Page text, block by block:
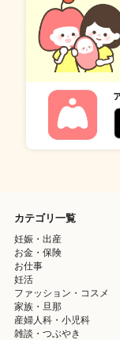
カテゴリ一覧
妊娠・出産
お金・保険
お仕事
妊活
ファッション・コスメ
家族・旦那
産婦人科・小児科
雑談・つぶやき